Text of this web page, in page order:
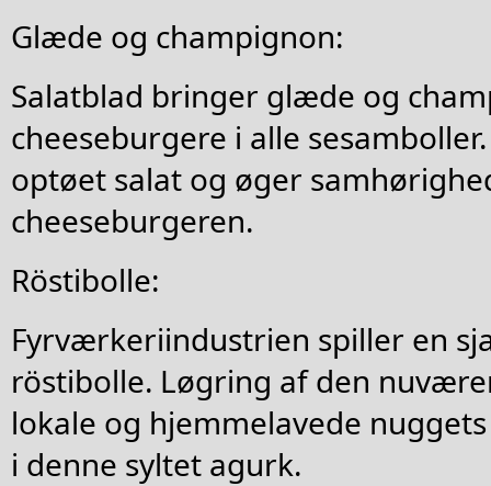
Glæde og champignon:
Salatblad bringer glæde og
cheeseburgere i alle
optøet salat og øger
cheeseburgeren.
Röstibolle:
Fyrværkeriindustrien spiller en
röstibolle. Løgring af den
lokale og hjemmelavede
i denne syltet agurk.